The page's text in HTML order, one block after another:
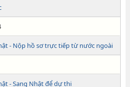
- Nộp hồ sơ trực tiếp từ nước ngoài
- Sang Nhật để dự thi